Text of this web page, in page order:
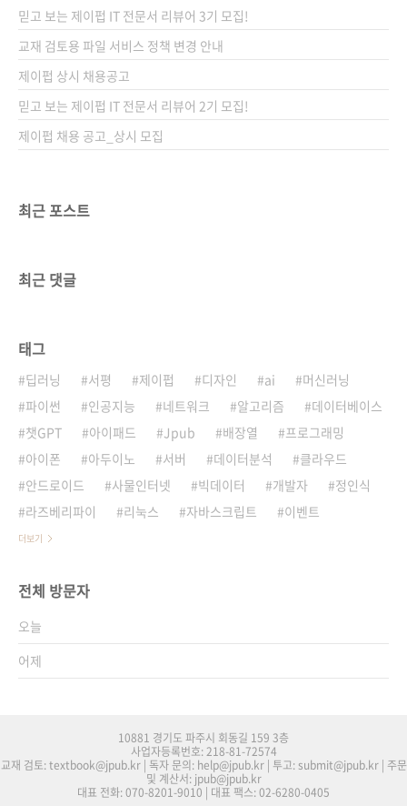
믿고 보는 제이펍 IT 전문서 리뷰어 3기 모집!
교재 검토용 파일 서비스 정책 변경 안내
제이펍 상시 채용공고
믿고 보는 제이펍 IT 전문서 리뷰어 2기 모집!
제이펍 채용 공고_상시 모집
최근 포스트
최근 댓글
태그
딥러닝 서평 제이펍 디자인 ai
머신러닝
파이썬
인공지능 네트워크 알고리즘
데이터베이스
챗GPT
아이패드 Jpub 배장열
프로그래밍
아이폰
아두이노 서버 데이터분석
클라우드
안드로이드
사물인터넷 빅데이터 개발자
정인식
라즈베리파이
리눅스 자바스크립트 이벤트
더보기
전체 방문자
오늘
어제
10881 경기도 파주시 회동길 159 3층
사업자등록번호: 218-81-72574
교재 검토: textbook@jpub.kr | 독자 문의: help@jpub.kr | 투고: submit@jpub.kr | 주문
및 계산서: jpub@jpub.kr
대표 전화: 070-8201-9010 | 대표 팩스: 02-6280-0405